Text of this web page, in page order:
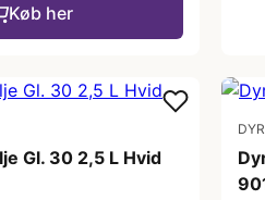
Køb her
Gl. 30 2,5 L Hvid